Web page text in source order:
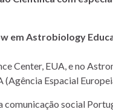
em Astrobiology
Center, EUA, e no
(Agência Espacial
comunicação social